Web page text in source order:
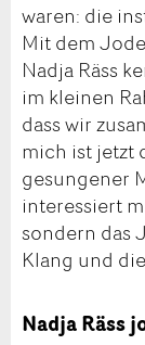
waren: die
Mit dem
Nadja Räss
im kleinen
dass wir
mich ist jetzt
gesungener
interessiert
sondern das
Klang und
Nadja Räss